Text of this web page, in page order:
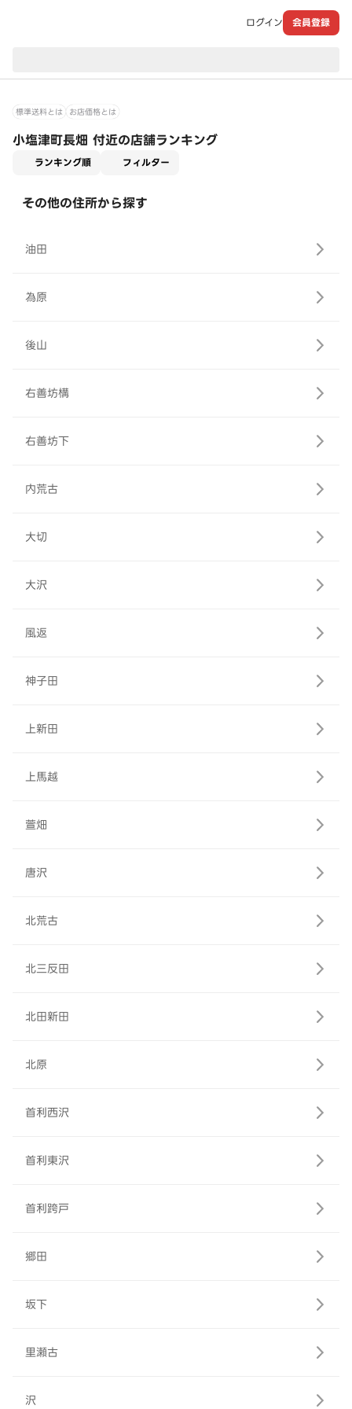
ログイン 会員登録
標準送料とは お店価格とは
小塩津町長畑 付近の店舗ランキング
ランキング順 フィルター
その他の住所から探す
油田
為原
後山
右善坊構
右善坊下
内荒古
大切
大沢
風返
神子田
上新田
上馬越
萱畑
唐沢
北荒古
北三反田
北田新田
北原
首利西沢
首利東沢
首利跨戸
郷田
坂下
里瀬古
沢